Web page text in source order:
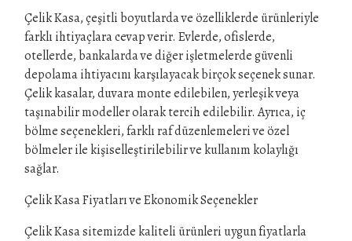
Çelik Kasa, çeşitli boyutlarda ve özelliklerde ürünleriyle
farklı ihtiyaçlara cevap verir. Evlerde, ofislerde,
otellerde, bankalarda ve diğer işletmelerde güvenli
depolama ihtiyacını karşılayacak birçok seçenek sunar.
Çelik kasalar, duvara monte edilebilen, yerleşik veya
taşınabilir modeller olarak tercih edilebilir. Ayrıca, iç
bölme seçenekleri, farklı raf düzenlemeleri ve özel
bölmeler ile kişiselleştirilebilir ve kullanım kolaylığı
sağlar.
Çelik Kasa Fiyatları ve Ekonomik Seçenekler
Çelik Kasa sitemizde kaliteli ürünleri uygun fiyatlarla